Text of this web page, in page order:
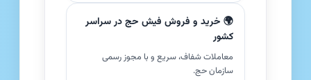
🌍 خرید و فروش فیش حج در سراسر
کشور
معاملات شفاف، سریع و با مجوز رسمی
سازمان حج.